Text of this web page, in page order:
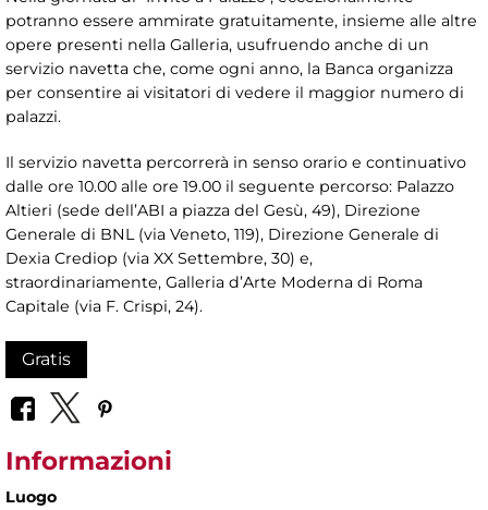
potranno essere ammirate gratuitamente, insieme alle altre
opere presenti nella Galleria, usufruendo anche di un
servizio navetta che, come ogni anno, la Banca organizza
per consentire ai visitatori di vedere il maggior numero di
palazzi.
Il servizio navetta percorrerà in senso orario e continuativo
dalle ore 10.00 alle ore 19.00 il seguente percorso: Palazzo
Altieri (sede dell’ABI a piazza del Gesù, 49), Direzione
Generale di BNL (via Veneto, 119), Direzione Generale di
Dexia Crediop (via XX Settembre, 30) e,
straordinariamente, Galleria d’Arte Moderna di Roma
Capitale (via F. Crispi, 24).
Gratis
Informazioni
Luogo